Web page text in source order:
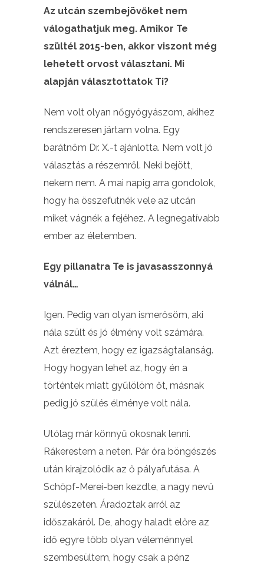
Az utcán szembejövőket nem
válogathatjuk meg. Amikor Te
szültél 2015-ben, akkor viszont még
lehetett orvost választani. Mi
alapján választottatok Ti?
Nem volt olyan nőgyógyászom, akihez
rendszeresen jártam volna. Egy
barátnőm Dr. X.-t ajánlotta. Nem volt jó
választás a részemről. Neki bejött,
nekem nem. A mai napig arra gondolok,
hogy ha összefutnék vele az utcán
miket vágnék a fejéhez. A legnegatívabb
ember az életemben.
Egy pillanatra Te is javasasszonnyá
válnál…
Igen. Pedig van olyan ismerősöm, aki
nála szült és jó élmény volt számára.
Azt éreztem, hogy ez igazságtalanság.
Hogy hogyan lehet az, hogy én a
történtek miatt gyűlölöm őt, másnak
pedig jó szülés élménye volt nála.
Utólag már könnyű okosnak lenni.
Rákerestem a neten. Pár óra böngészés
után kirajzolódik az ő pályafutása. A
Schöpf-Merei-ben kezdte, a nagy nevű
szülészeten. Áradoztak arról az
időszakáról. De, ahogy haladt előre az
idő egyre több olyan véleménnyel
szembesültem, hogy csak a pénz